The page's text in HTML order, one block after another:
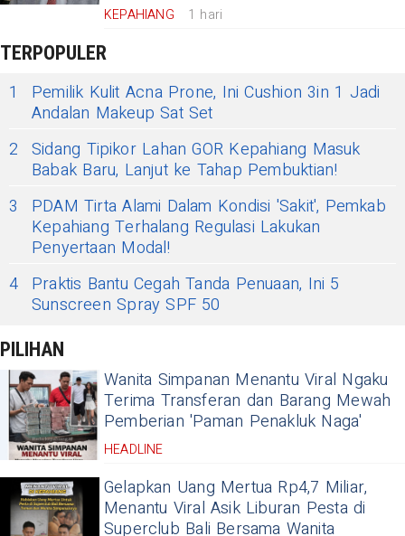
KEPAHIANG 1 hari
TERPOPULER
1
Pemilik Kulit Acna Prone, Ini Cushion 3in 1 Jadi
Andalan Makeup Sat Set
2 Sidang Tipikor Lahan GOR Kepahiang Masuk
Babak Baru, Lanjut ke Tahap Pembuktian!
3
PDAM Tirta Alami Dalam Kondisi 'Sakit', Pemkab
Kepahiang Terhalang Regulasi Lakukan
Penyertaan Modal!
4 Praktis Bantu Cegah Tanda Penuaan, Ini 5
Sunscreen Spray SPF 50
PILIHAN
Wanita Simpanan Menantu Viral Ngaku
Terima Transferan dan Barang Mewah
Pemberian 'Paman Penakluk Naga'
HEADLINE
Gelapkan Uang Mertua Rp4,7 Miliar,
Menantu Viral Asik Liburan Pesta di
Superclub Bali Bersama Wanita